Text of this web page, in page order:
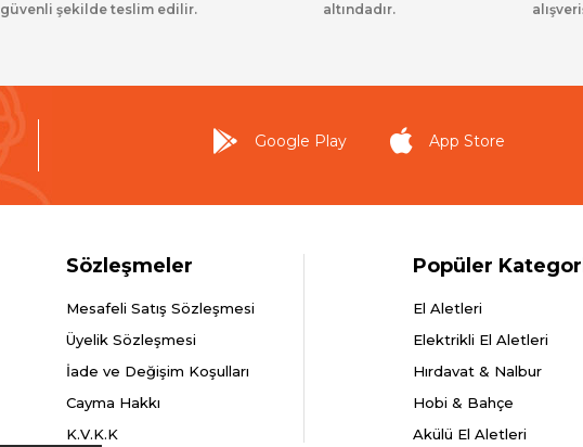
güvenli şekilde teslim edilir.
altındadır.
Google Play App Store
Sözleşmeler
Mesafeli Satış Sözleşmesi
Üyelik Sözleşmesi
İade ve Değişim Koşulları
Cayma Hakkı
K.V.K.K
Popüler
El Aletleri
Elektrikli El Aletleri
Hırdavat & Nalbur
Hobi & Bahçe
Akülü El Aletleri